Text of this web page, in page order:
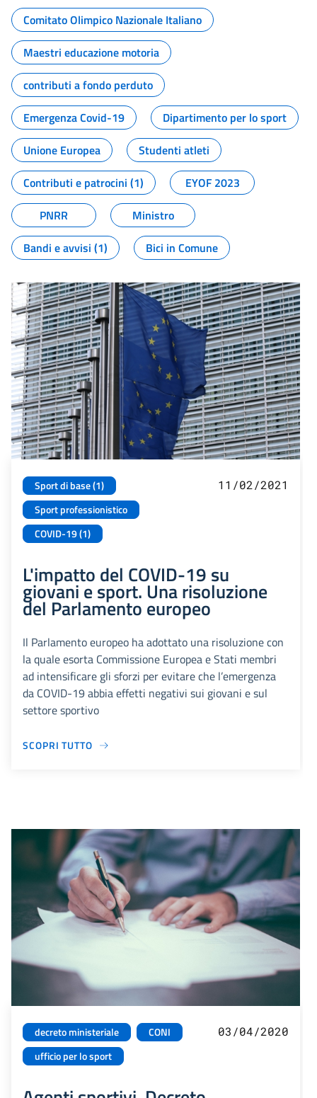
Comitato Olimpico Nazionale Italiano
Maestri educazione motoria
contributi a fondo perduto
Emergenza Covid-19
Dipartimento per lo sport
Unione Europea
Studenti atleti
Contributi e patrocini (1)
EYOF 2023
PNRR
Ministro
Bandi e avvisi (1)
Bici in Comune
Sport di base (1)
Sport professionistico
COVID-19 (1)
11/02/2021
L'impatto del COVID-19 su
giovani e sport. Una risoluzione
del Parlamento europeo
Il Parlamento europeo ha adottato una risoluzione con
la quale esorta Commissione Europea e Stati membri
ad intensificare gli sforzi per evitare che l’emergenza
da COVID-19 abbia effetti negativi sui giovani e sul
settore sportivo
SCOPRI TUTTO
decreto ministeriale
CONI
ufficio per lo sport
03/04/2020